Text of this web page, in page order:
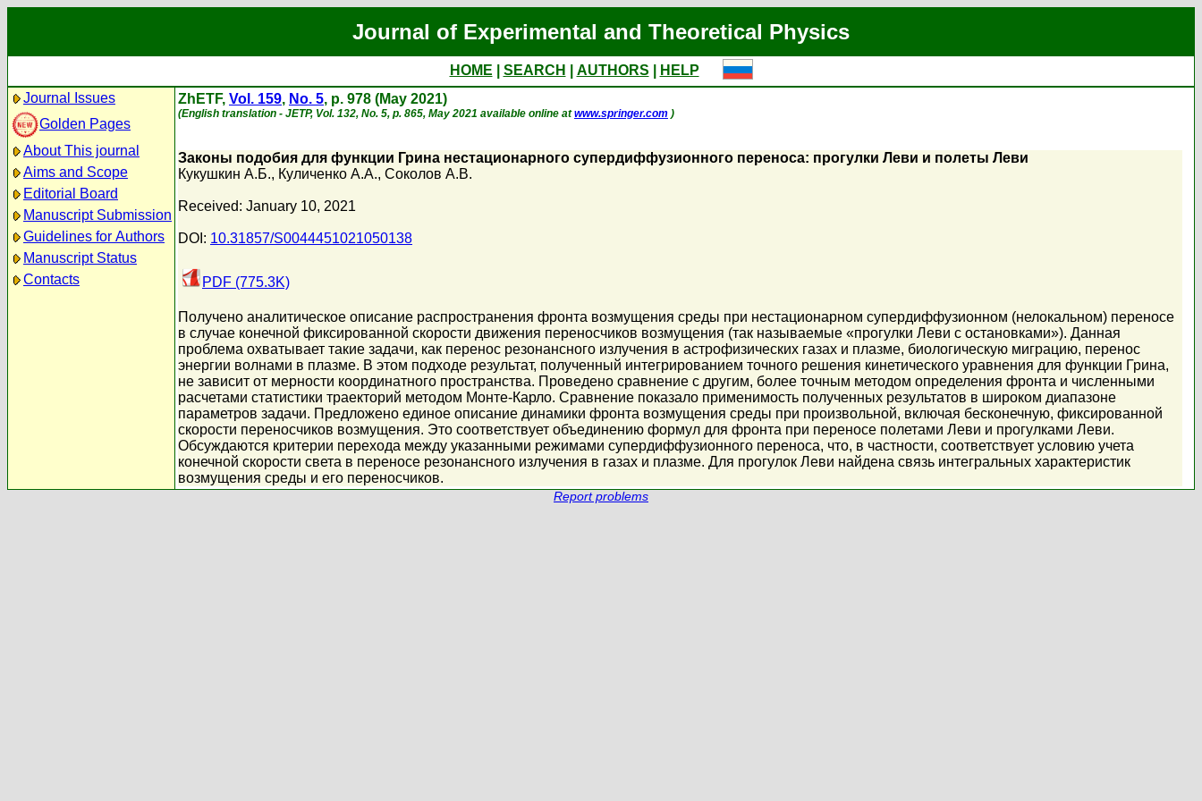
Journal of Experimental and Theoretical Physics
HOME SEARCH AUTHORS
HELP
Journal Issues
Golden Pages
About This journal
Aims and Scope
Editorial Board
Manuscript Submission
Guidelines for Authors
Manuscript Status
Contacts
ZhETF, Vol. 159, No. 5, p. 978 (May 2021)
(English translation - JETP, Vol. 132, No. 5, p. 865, May 2021 available online atwww.springer.com )
Законы подобия для функции Грина нестационарного супердиффузионного переноса: прогулки Леви и полеты Леви
Кукушкин А.Б., Куличенко А.А., Соколов А.В.
Received: January 10, 2021
DOI: 10.31857/S0044451021050138
PDF (775.3K)
Получено аналитическое описание распространения фронта возмущения среды при нестационарном супердиффузионном (нелокальном) переносе
в случае конечной фиксированной скорости движения переносчиков возмущения (так называемые «прогулки Леви с остановками»). Данная
проблема охватывает такие задачи, как перенос резонансного излучения в астрофизических газах и плазме, биологическую миграцию, перенос
энергии волнами в плазме. В этом подходе результат, полученный интегрированием точного решения кинетического уравнения для функции Грина,
не зависит от мерности координатного пространства. Проведено сравнение с другим, более точным методом определения фронта и численными
расчетами статистики траекторий методом Монте-Карло. Сравнение показало применимость полученных результатов в широком диапазоне
параметров задачи. Предложено единое описание динамики фронта возмущения среды при произвольной, включая бесконечную, фиксированной
скорости переносчиков возмущения. Это соответствует объединению формул для фронта при переносе полетами Леви и прогулками Леви.
Обсуждаются критерии перехода между указанными режимами супердиффузионного переноса, что, в частности, соответствует условию учета
конечной скорости света в переносе резонансного излучения в газах и плазме. Для прогулок Леви найдена связь интегральных характеристик
возмущения среды и его переносчиков.
Report problems